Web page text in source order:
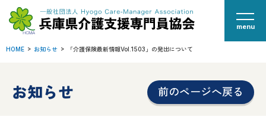
menu
HOME お知らせ 「介護保険最新情報Vol.1503」の発出について
お知らせ 前のページへ戻る